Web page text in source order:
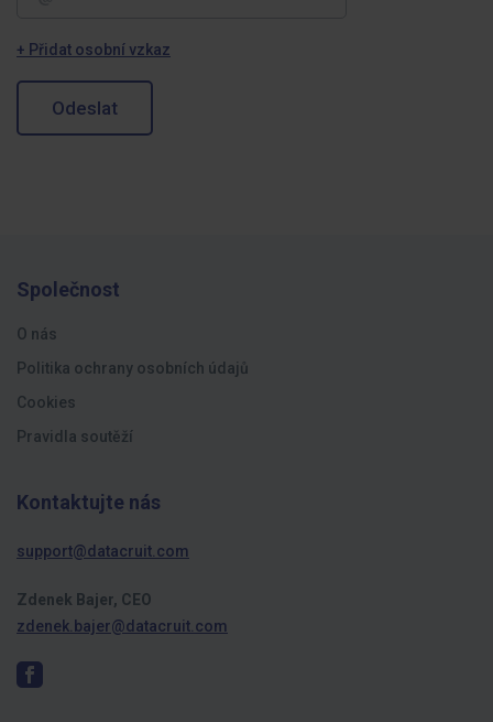
+ Přidat osobní vzkaz
Odeslat
Společnost
O nás
Politika ochrany osobních údajů
Cookies
Pravidla soutěží
Kontaktujte nás
support@datacruit.com
Zdenek Bajer, CEO
zdenek.bajer@datacruit.com